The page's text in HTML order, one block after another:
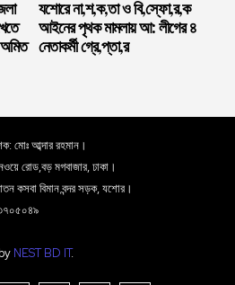
অমিত
যশোরে না,শ,ক,তা ও বি,স্ফো,র,ক
আইনের পৃথক মামলায় আ: লীগের ৪
নেতাকর্মী গ্রে,প্তা,র
মোঃ আব্দার রহমান।
রোড,বড় মগবাজার, ঢাকা।
কসবা বিমান বন্দর সড়ক, যশোর।
NEST BD IT.